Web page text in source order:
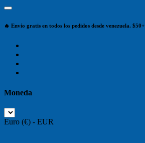
🔥 Envío gratis en todos los pedidos desde venezuela. $50+
Moneda
Euro (€) - EUR